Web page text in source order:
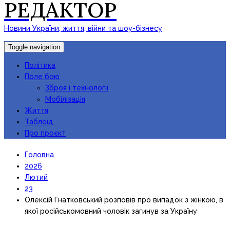
РЕДАКТОР
Новини України, життя, війни та шоу-бізнесу
Toggle navigation
Політика
Поле бою
Зброя і технології
Мобілізація
Життя
Таблоїд
Про проєкт
Головна
2026
Лютий
23
Олексій Гнатковський розповів про випадок з жінкою, в
якої російськомовний чоловік загинув за Україну